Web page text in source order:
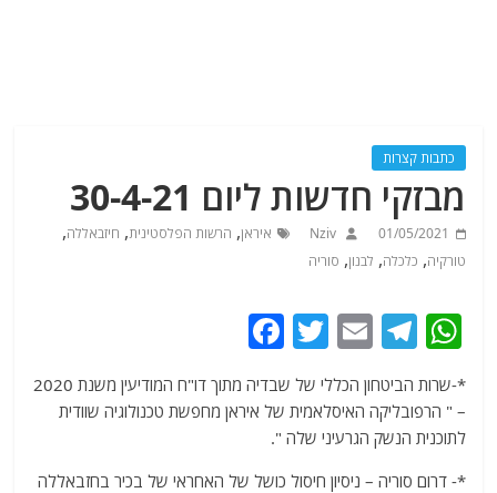
כתבות קצרות
מבזקי חדשות ליום 30-4-21
01/05/2021
Nziv איראן, הרשות הפלסטינית, חיזבאללה,
טורקיה, כלכלה, לבנון, סוריה
W
at
s
A
T
e
g
ra
E
m
ai
l
T
itt
er
c
b
*-שרות הביטחון הכללי של שבדיה מתוך דו"ח המודיעין משנת 2020
– " הרפובליקה האיסלאמית של איראן מחפשת טכנולוגיה שוודית
לתוכנית הנשק הגרעיני שלה ".
*- דרום סוריה – ניסיון חיסול כושל של האחראי של בכיר בחזבאללה